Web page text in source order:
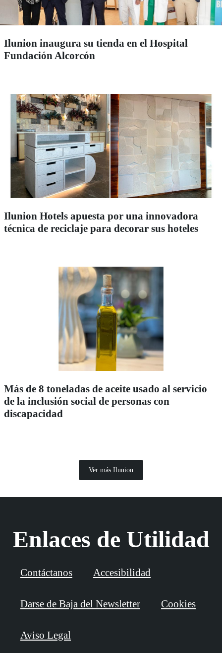
Ilunion inaugura su tienda en el Hospital
Fundación Alcorcón
Ilunion Hotels apuesta por una innovadora
técnica de reciclaje para decorar sus hoteles
Más de 8 toneladas de aceite usado al servicio
de la inclusión social de personas con
discapacidad
Ver más Ilunion
Enlaces de Utilidad
Contáctanos Accesibilidad
Darse de Baja del Newsletter Cookies
Aviso Legal